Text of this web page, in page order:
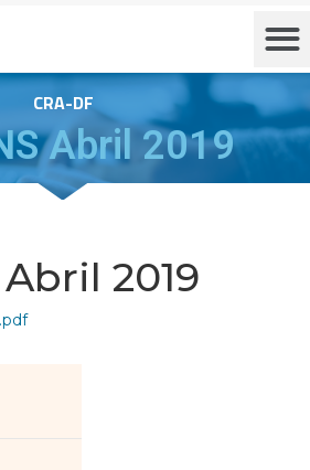
CRA-DF
Abril 2019
2019